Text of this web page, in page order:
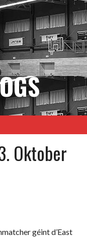
Oktober
géint d’East